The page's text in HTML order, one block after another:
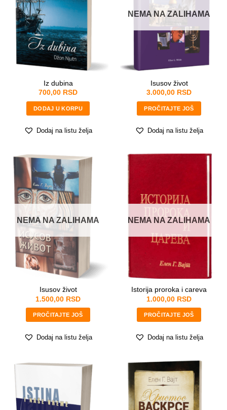
Iz dubina
700,00 RSD
DODAJ U KORPU
Dodaj na listu želja
NEMA NA ZALIHAMA
Isusov život
3.000,00 RSD
PROČITAJTE JOŠ
Dodaj na listu želja
NEMA NA ZALIHAMA
Isusov život
1.500,00 RSD
PROČITAJTE JOŠ
Dodaj na listu želja
NEMA NA ZALIHAMA
Istorija proroka i careva
1.000,00 RSD
PROČITAJTE JOŠ
Dodaj na listu želja